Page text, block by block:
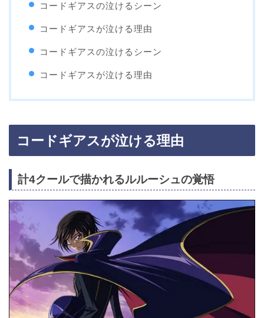
コードギアスの泣けるシーン
コードギアスが泣ける理由
コードギアスの泣けるシーン
コードギアスが泣ける理由
コードギアスが泣ける理由
計4クールで描かれるルルーシュの覚悟